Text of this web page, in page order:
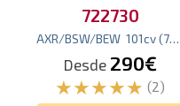
722730
AXR/BSW/BEW 101cv(74
Desde 290€
(2)